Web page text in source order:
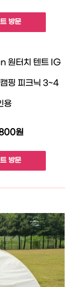
방문
원터치 텐트 IG
핑 피크닉 3~4
용
원
방문